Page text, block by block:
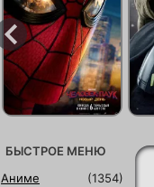
БЫСТРОЕ МЕНЮ
Аниме
(1354)